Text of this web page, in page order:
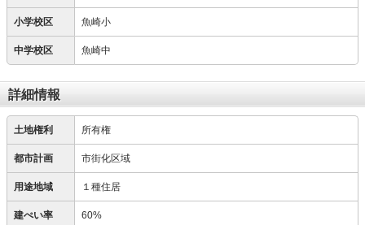
小学校区 魚崎小
中学校区 魚崎中
詳細情報
土地権利 所有権
都市計画 市街化区域
用途地域 １種住居
建ぺい率 60%